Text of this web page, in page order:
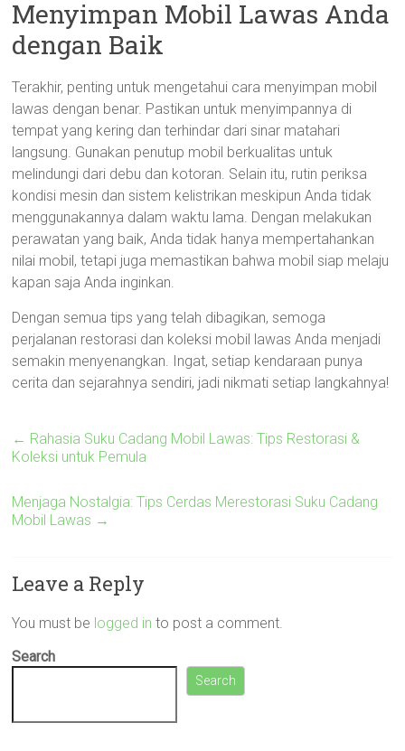
Menyimpan Mobil Lawas Anda
dengan Baik
Terakhir, penting untuk mengetahui cara menyimpan mobil
lawas dengan benar. Pastikan untuk menyimpannya di
tempat yang kering dan terhindar dari sinar matahari
langsung. Gunakan penutup mobil berkualitas untuk
melindungi dari debu dan kotoran. Selain itu, rutin periksa
kondisi mesin dan sistem kelistrikan meskipun Anda tidak
menggunakannya dalam waktu lama. Dengan melakukan
perawatan yang baik, Anda tidak hanya mempertahankan
nilai mobil, tetapi juga memastikan bahwa mobil siap melaju
kapan saja Anda inginkan.
Dengan semua tips yang telah dibagikan, semoga
perjalanan restorasi dan koleksi mobil lawas Anda menjadi
semakin menyenangkan. Ingat, setiap kendaraan punya
cerita dan sejarahnya sendiri, jadi nikmati setiap langkahnya!
← Rahasia Suku Cadang Mobil Lawas: Tips Restorasi &
Koleksi untuk Pemula
Menjaga Nostalgia: Tips Cerdas Merestorasi Suku Cadang
Mobil Lawas →
Leave a Reply
You must be logged in to post a comment.
Search
Search